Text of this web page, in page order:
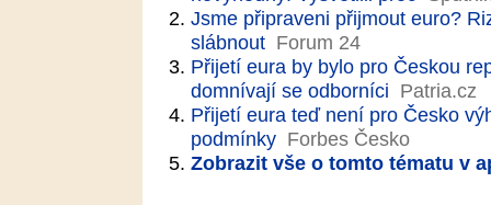
Jsme připraveni přijmout euro?
slábnout Forum 24
Přijetí eura by bylo pro Českou
domnívají se odborníci Patria.cz
Přijetí eura teď není pro Česko
podmínky Forbes Česko
Zobrazit vše o tomto tématu v